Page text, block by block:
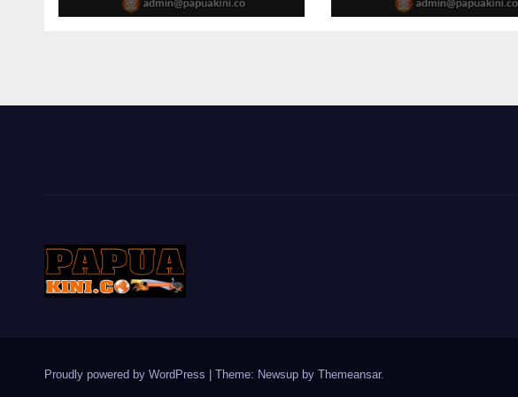
Proudly powered by WordPress Theme: Newsup by Themeansar.